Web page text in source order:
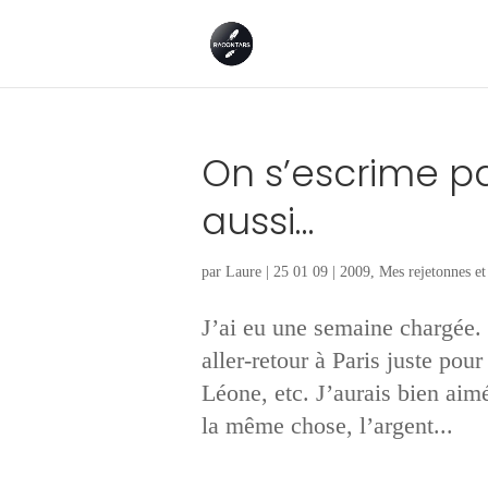
On s’escrime
aussi…
par Laure| 25 01 09| 2009, Mes rejetonnes
J’ai eu une semaine
aller-retour à Paris juste
Léone, etc. J’aurais bien
la même chose, l’argent...